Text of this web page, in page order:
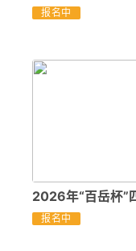
报名中
报名中